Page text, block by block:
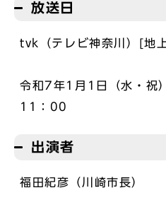
放送日
tvk（テレビ神奈川）[地
令和7年1月1日（水・
11：00
出演者
福田紀彦（川崎市長）